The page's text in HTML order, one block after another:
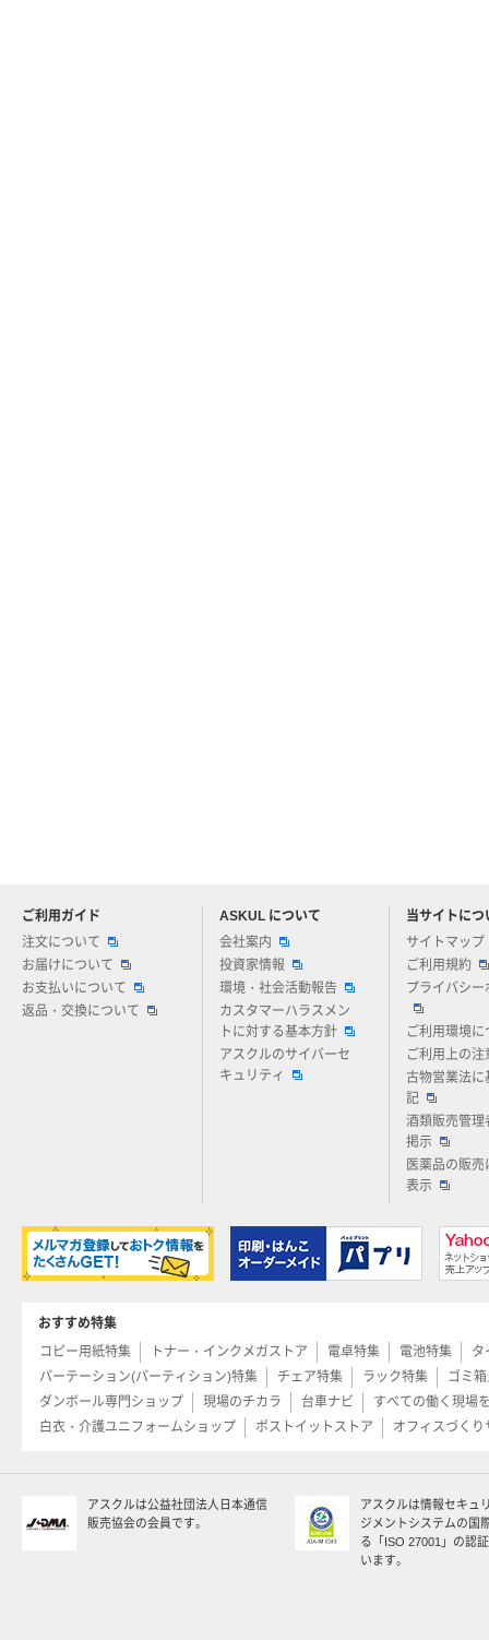
ご利用ガイド
注文について
お届けについて
お支払いについて
返品・交換について
ASKUL について
会社案内
投資家情報
環境・社会活動報告
カスタマーハラスメン
トに対する基本方針
アスクルのサイバーセ
キュリティ
当サイトにつ
サイトマップ
ご利用規約
プライバシー
ご利用環境に
ご利用上の注
古物営業法に
記
酒類販売管理
掲示
医薬品の販売
表示
アスクルについてお気軽にご質問ください
おすすめ特集
コピー用紙特集
トナー・インクメガストア 電卓特集 電池特集
タ
パーテーション(パーティション)特集
チェア特集 ラック特集
ゴミ
ダンボール専門ショップ
現場のチカラ 台車ナビ
すべての働く現場
白衣・介護ユニフォームショップ
ポストイットストア オフィスづくり
アスクルは公益社団法人日本通信
販売協会の会員です。
アスクルは情報セキュ
ジメントシステムの国
る「ISO 27001」の認
います。